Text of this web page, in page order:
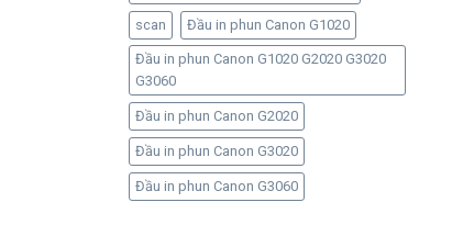
scan Đầu in phun Canon G1020
Đầu in phun Canon G1020 G2020 G3020
G3060
Đầu in phun Canon G2020
Đầu in phun Canon G3020
Đầu in phun Canon G3060